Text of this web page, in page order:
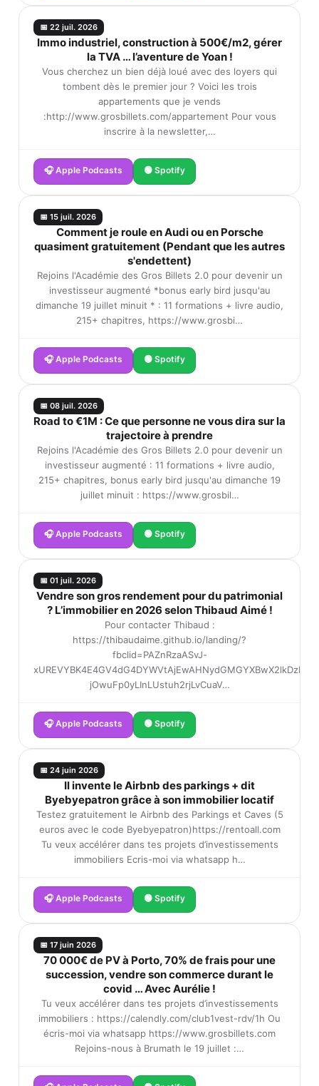
📅 22 juil. 2026
Immo industriel, construction à 500€/m2, gérer
la TVA … l’aventure de Yoan !
Vous cherchez un bien déjà loué avec des loyers qui
tombent dès le premier jour ? Voici les trois
appartements que je vends
:http://www.grosbillets.com/appartement Pour vous
inscrire à la newsletter,…
🎧 Apple Podcasts 🟢 Spotify
📅 15 juil. 2026
Comment je roule en Audi ou en Porsche
quasiment gratuitement (Pendant que les autres
s'endettent)
Rejoins l'Académie des Gros Billets 2.0 pour devenir un
investisseur augmenté *bonus early bird jusqu'au
dimanche 19 juillet minuit * : 11 formations + livre audio,
215+ chapitres, https://www.grosbi…
🎧 Apple Podcasts 🟢 Spotify
📅 08 juil. 2026
Road to €1M : Ce que personne ne vous dira sur la
trajectoire à prendre
Rejoins l'Académie des Gros Billets 2.0 pour devenir un
investisseur augmenté : 11 formations + livre audio,
215+ chapitres, bonus early bird jusqu'au dimanche 19
juillet minuit : https://www.grosbil…
🎧 Apple Podcasts 🟢 Spotify
📅 01 juil. 2026
Vendre son gros rendement pour du patrimonial
? L’immobilier en 2026 selon Thibaud Aimé !
Pour contacter Thibaud :
https://thibaudaime.github.io/landing/?
fbclid=PAZnRzaASvJ-
jOwuFp0yLInLUstuh2rjLvCuaV…
🎧 Apple Podcasts 🟢 Spotify
📅 24 juin 2026
Il invente le Airbnb des parkings + dit
Byebyepatron grâce à son immobilier locatif
Testez gratuitement le Airbnb des Parkings et Caves (5
euros avec le code Byebyepatron)https://rentoall.com
Tu veux accélérer dans tes projets d’investissements
immobiliers Ecris-moi via whatsapp h…
🎧 Apple Podcasts 🟢 Spotify
📅 17 juin 2026
70 000€ de PV à Porto, 70% de frais pour une
succession, vendre son commerce durant le
covid … Avec Aurélie !
Tu veux accélérer dans tes projets d’investissements
immobiliers : https://calendly.com/club1vest-rdv/1h Ou
écris-moi via whatsapp https://www.grosbillets.com
Rejoins-nous à Brumath le 19 juillet :…